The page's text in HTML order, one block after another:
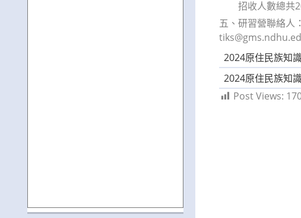
招收人數總共
五、研習營聯絡人
2024原住民族知
2024原住民族知
Post Views: